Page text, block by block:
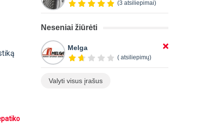
(3 atsiliepimai)
Neseniai žiūrėti
Melga
( atsiliepimų)
Valyti visus įrašus